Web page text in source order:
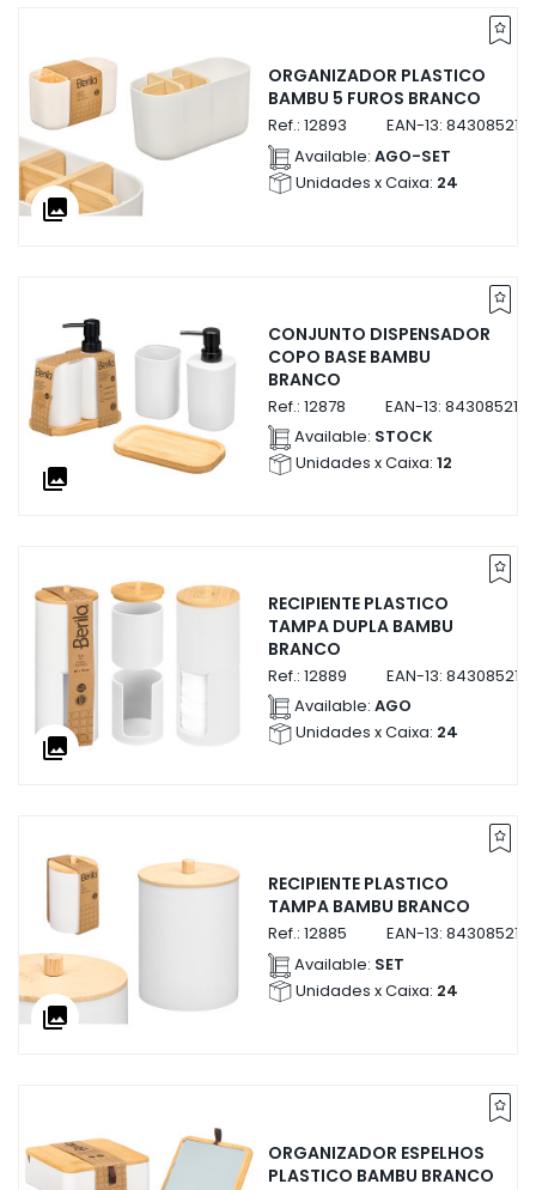
collections
ORGANIZADOR PLASTICO
BAMBU 5 FUROS BRANCO
Ref.: 12893 EAN-13:
Available: AGO-SET
Unidades x Caixa: 24
collections
CONJUNTO DISPENSADOR
COPO BASE BAMBU
BRANCO
Ref.: 12878 EAN-13:
Available: STOCK
Unidades x Caixa: 12
collections
RECIPIENTE PLASTICO
TAMPA DUPLA BAMBU
BRANCO
Ref.: 12889 EAN-13:
Available: AGO
Unidades x Caixa: 24
collections
RECIPIENTE PLASTICO
TAMPA BAMBU BRANCO
Ref.: 12885 EAN-13:
Available: SET
Unidades x Caixa: 24
ORGANIZADOR ESPELHOS
PLASTICO BAMBU BRANCO